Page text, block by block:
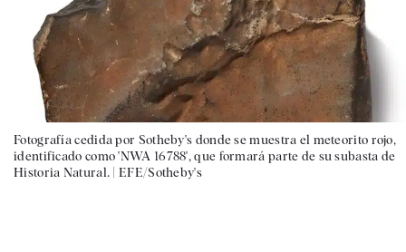
Fotografía cedida por Sotheby's donde se muestra el meteorito rojo,
identificado como 'NWA 16788', que formará parte de su subasta de
Historia Natural. |EFE/Sotheby's